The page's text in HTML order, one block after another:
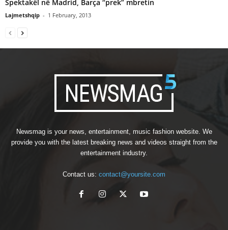
Spektakël në Madrid, Barça “prek” mbretin
Lajmetshqip - 1 February, 2013
Newsmag is your news, entertainment, music fashion website. We
provide you with the latest breaking news and videos straight from the
entertainment industry.
Contact us: contact@yoursite.com